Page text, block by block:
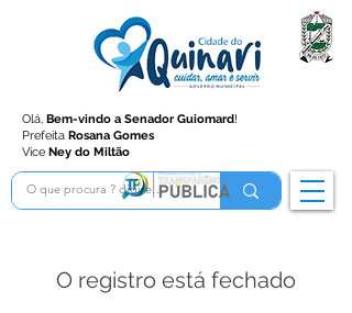
Olá, Bem-vindo a Senador Guiomard!
Prefeita Rosana Gomes
Vice Ney do Miltão
O registro está fechado